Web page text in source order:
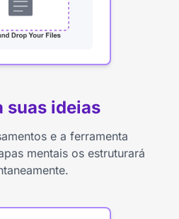
suas ideias
e a ferramenta
mentais os estruturará